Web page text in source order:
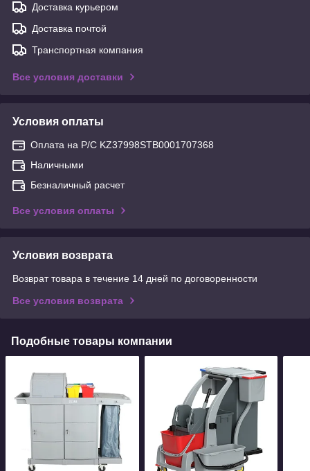
Доставка курьером
Доставка почтой
Транспортная компания
Все условия доставки
Условия оплаты
Оплата на Р/С KZ37998STB0001707368
Наличными
Безналичный расчет
Все условия оплаты
Условия возврата
Возврат товара в течение 14 дней по договоренности
Все условия возврата
Подобные товары компании